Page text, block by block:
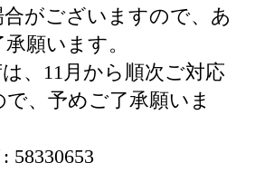
がございますので、あ
願います。
、11月から順次ご対応
、予めご了承願いま